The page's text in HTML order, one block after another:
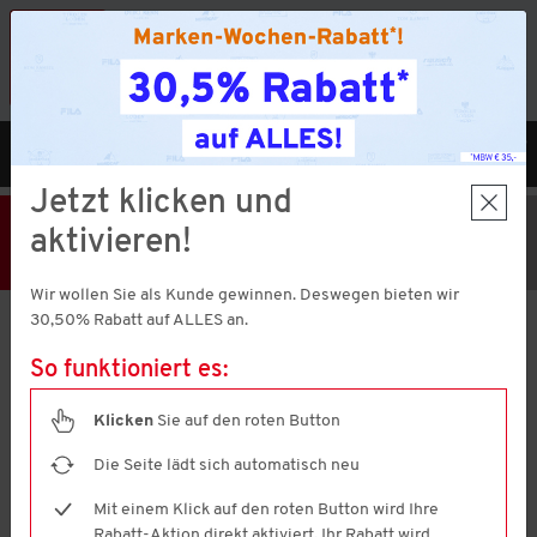
Vorteilshop App:
Jetzt neu!
Gleich herunterladen
MENÜ
30,50% Rabatt
Jacques Britt
Herren Hemd langarm
von
Sternen,
Bewertung.
4.6 (470)
Jetzt klicken und
aktivieren!
Wir wollen Sie als Kunde gewinnen. Deswegen bieten wir
30,50% Rabatt auf ALLES an.
So funktioniert es:
Klicken Sie auf den roten Button
Die Seite lädt sich automatisch neu
Mit einem Klick auf den roten Button wird Ihre